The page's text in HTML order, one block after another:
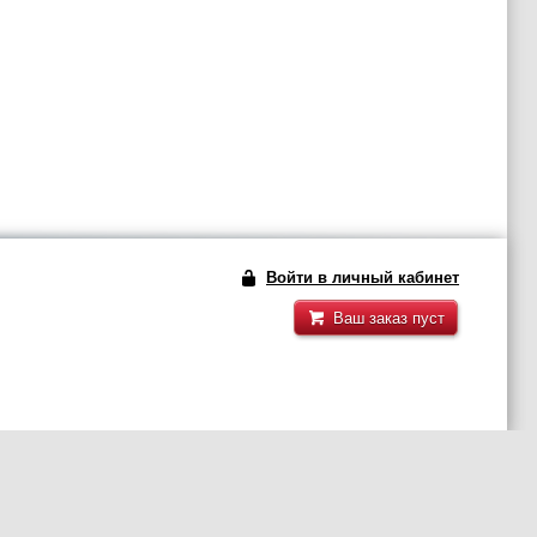
Войти в личный кабинет
Ваш заказ пуст